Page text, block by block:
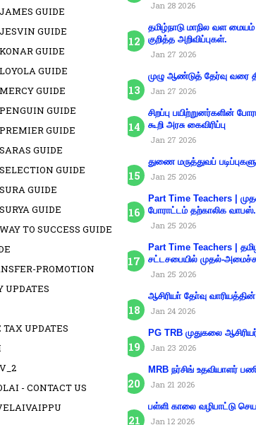
Jan 28 2026
தமிழ்நாடு மாநில வள மையம்
குறித்த அறிவிப்புகள்.
Jan 27 2026
முழு ஆண்டுத் தேர்வு வரை
Jan 27 2026
சிறப்பு பயிற்றுனர்களின்
கூறி அரசு கைவிரிப்பு
Jan 27 2026
துணை மருத்துவப்
Jan 25 2026
Part Time Teachers |
போராட்டம் தற்காலிக வாபஸ்.
Jan 25 2026
Part Time Teachers |
சட்டசபையில் முதல்-
Jan 25 2026
ஆசிரியா் தோ்வு
Jan 24 2026
PG TRB முதுகலை
Jan 23 2026
MRB நர்சிங் உதவியாளர்
Jan 21 2026
பள்ளி காலை வழிபாட்டு
Jan 12 2026
GUIDE
GUIDE
GUIDE
GUIDE
GUIDE
GUIDE
GUIDE
GUIDE
GUIDE
GUIDE
GUIDE
TO SUCCESS GUIDE
PROMOTION
UPDATES
UPDATES
- CONTACT US